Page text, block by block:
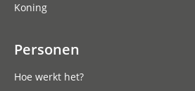
Koning
Personen
Hoe werkt het?